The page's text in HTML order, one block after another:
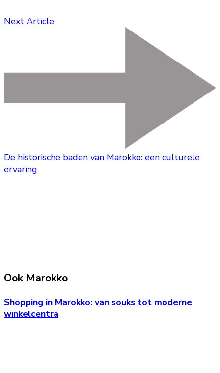
Next Article
De historische baden van Marokko: een culturele
ervaring
Ook Marokko
Shopping in Marokko: van souks tot moderne
winkelcentra